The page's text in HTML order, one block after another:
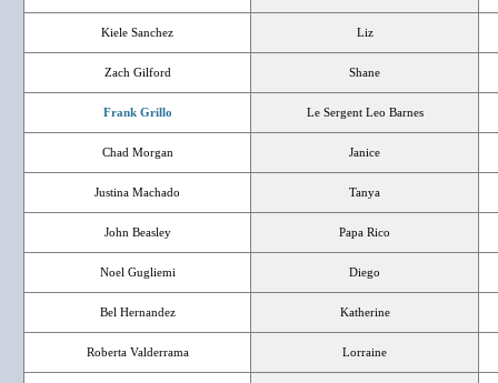
Kiele Sanchez Liz
Zach Gilford Shane
Frank Grillo Le Sergent Leo Barnes
Chad Morgan Janice
Justina Machado Tanya
John Beasley Papa Rico
Noel Gugliemi Diego
Bel Hernandez Katherine
Roberta Valderrama Lorraine